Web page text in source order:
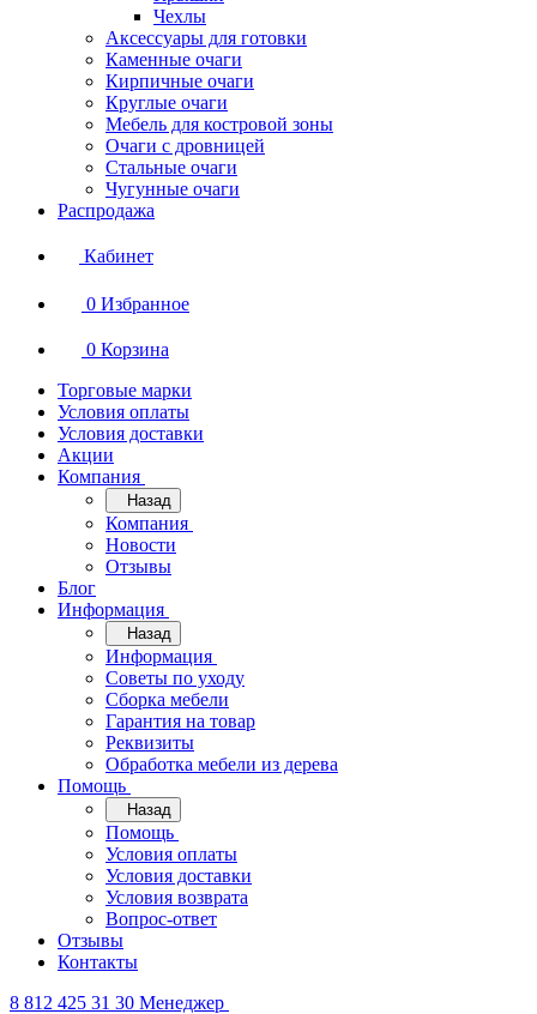
Чехлы
Аксессуары для готовки
Каменные очаги
Кирпичные очаги
Круглые очаги
Мебель для костровой зоны
Очаги с дровницей
Стальные очаги
Чугунные очаги
Распродажа
Кабинет
0 Избранное
0 Корзина
Торговые марки
Условия оплаты
Условия доставки
Акции
Компания
Назад
Компания
Новости
Отзывы
Блог
Информация
Назад
Информация
Советы по уходу
Сборка мебели
Гарантия на товар
Реквизиты
Обработка мебели из дерева
Помощь
Назад
Помощь
Условия оплаты
Условия доставки
Условия возврата
Вопрос-ответ
Отзывы
Контакты
8 812 425 31 30 Менеджер